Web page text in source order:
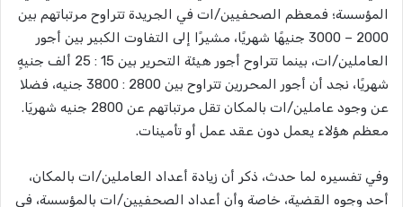
المؤسسة؛ فمعظم الصحفيين/ات في الجريدة تتراوح مرتباتهم بين
2000 – 3000 جنيهًا شهريًا، مشيرًا إلى التفاوت الكبير بين أجور
العاملين/ات، بينما تتراوح أجور هيئة التحرير بين 15 : 25 ألف جنيهٍ
شهريًا، نجد أن أجور المحررين تتراوح بين 2800 : 3800 جنيه، فضلا
عن وجود عاملين/ات بالمكان تقل مرتباتهم عن 2800 جنيه شهريَا.
معظم هؤلاء يعمل دون عقد عمل أو تأمينات.
وفي تفسيره لما حدث، ذكر أن زيادة أعداد العاملين/ات بالمكان،
أحد وجوه القضية، خاصة وأن أعداد الصحفيين/ات بالمؤسسة، في